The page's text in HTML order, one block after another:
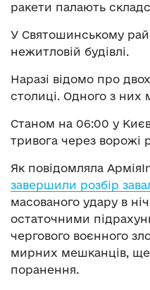
ракети палають
У Святошинському
нежитловій будівлі.
Наразі відомо про
столиці. Одного з них
Станом на 06:00 у
тривога через ворожі
Як повідомляла
завершили розбір
масованого удару в
остаточними
чергового воєнного
мирних мешканців, ще
поранення.